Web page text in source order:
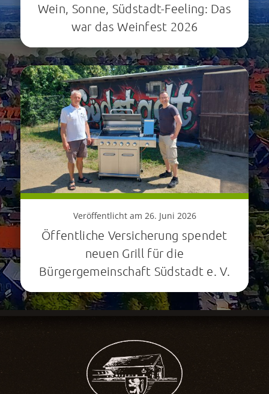
Wein, Sonne, Südstadt-Feeling: Das
war das Weinfest 2026
Veröffentlicht am 26. Juni 2026
Öffentliche Versicherung spendet
neuen Grill für die
Bürgergemeinschaft Südstadt e. V.